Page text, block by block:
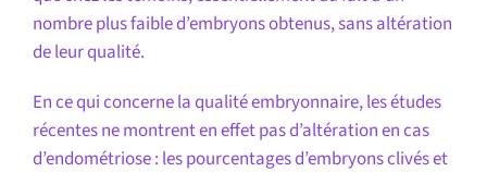
nombre plus faible d’embryons obtenus, sans altération
de leur qualité.
En ce qui concerne la qualité embryonnaire, les études
récentes ne montrent en effet pas d’altération en cas
d’endométriose : les pourcentages d’embryons clivés et